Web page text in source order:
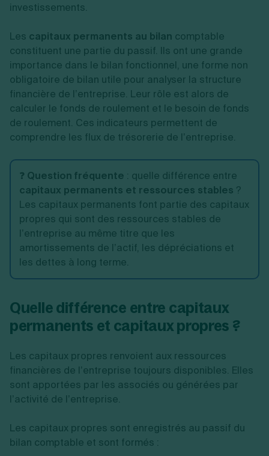
investissements.
Les capitaux permanents au bilan comptable
constituent une partie du passif. Ils ont une grande
importance dans le bilan fonctionnel, une forme non
obligatoire de bilan utile pour analyser la structure
financière de l’entreprise. Leur rôle est alors de
calculer le fonds de roulement et le besoin de fonds
de roulement. Ces indicateurs permettent de
comprendre les flux de trésorerie de l’entreprise.
❓ Question fréquente : quelle différence entre
capitaux permanents et ressources stables ?
Les capitaux permanents font partie des capitaux
propres qui sont des ressources stables de
l’entreprise au même titre que les
amortissements de l’actif, les dépréciations et
les dettes à long terme.
Quelle différence entre capitaux
permanents et capitaux propres ?
Les capitaux propres renvoient aux ressources
financières de l’entreprise toujours disponibles. Elles
sont apportées par les associés ou générées par
l’activité de l’entreprise.
Les capitaux propres sont enregistrés au passif du
bilan comptable et sont formés :